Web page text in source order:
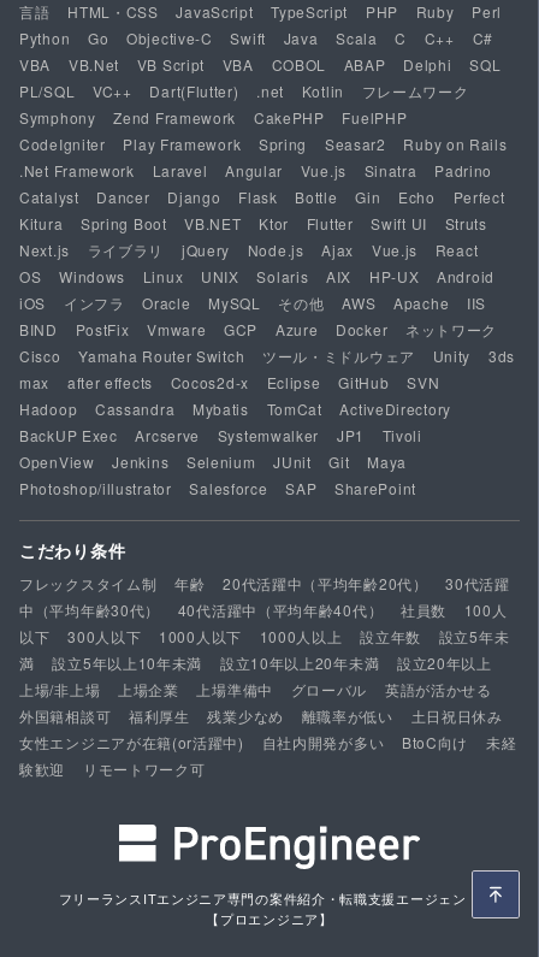
言語 HTML・CSS JavaScript TypeScript PHP Ruby
Perl
Python
Go Objective-C Swift Java Scala C C++
C#
VBA
VB.Net VB Script VBA COBOL ABAP Delphi
SQL
PL/SQL
VC++ Dart(Flutter) .net Kotlin
フレームワーク
Symphony
Zend Framework CakePHP
FuelPHP
CodeIgniter
Play Framework Spring Seasar2
Ruby on Rails
.Net Framework
Laravel Angular Vue.js Sinatra
Padrino
Catalyst
Dancer Django Flask Bottle Gin Echo
Perfect
Kitura
Spring Boot VB.NET Ktor Flutter Swift UI
Struts
Next.js
ライブラリ jQuery Node.js Ajax Vue.js
React
OS
Windows Linux UNIX Solaris AIX HP-UX
Android
iOS
インフラ Oracle MySQL その他 AWS Apache
IIS
BIND
PostFix Vmware GCP Azure Docker
ネットワーク
Cisco
Yamaha Router Switch ツール・ミドルウェア Unity
3ds
max
after effects Cocos2d-x Eclipse GitHub
SVN
Hadoop
Cassandra Mybatis TomCat
ActiveDirectory
BackUP Exec
Arcserve Systemwalker JP1
Tivoli
OpenView
Jenkins Selenium JUnit Git
Maya
Photoshop/illustrator
Salesforce SAP SharePoint
こだわり条件
フレックスタイム制 年齢 20代活躍中（平均年齢20代）
30代活躍
中（平均年齢30代）
40代活躍中（平均年齢40代） 社員数
100人
以下
300人以下 1000人以下 1000人以上 設立年数
設立5年未
満
設立5年以上10年未満 設立10年以上20年未満
設立20年以上
上場/非上場
上場企業 上場準備中 グローバル
英語が活かせる
外国籍相談可
福利厚生 残業少なめ 離職率が低い
土日祝日休み
女性エンジニアが在籍(or活躍中)
自社内開発が多い BtoC向け
未経
験歓迎
リモートワーク可
フリーランスITエンジニア専門の案件紹介・転職支援エージェント
【プロエンジニア】